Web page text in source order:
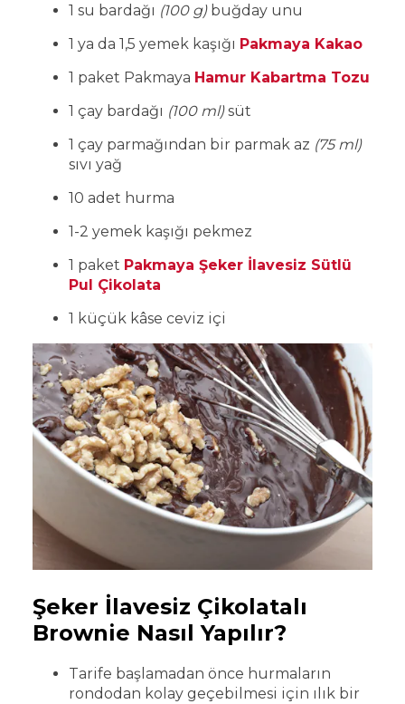
1 su bardağı (100 g) buğday unu
1 ya da 1,5 yemek kaşığı Pakmaya Kakao
1 paket Pakmaya Hamur Kabartma Tozu
1 çay bardağı (100 ml)süt
1 çay parmağından bir parmak az (75 ml)
sıvı yağ
10 adet hurma
1-2 yemek kaşığı pekmez
1 paket Pakmaya Şeker İlavesiz Sütlü
Pul Çikolata
1 küçük kâse ceviz içi
Şeker İlavesiz Çikolatalı
Brownie Nasıl Yapılır?
Tarife başlamadan önce hurmaların
rondodan kolay geçebilmesi için ılık bir